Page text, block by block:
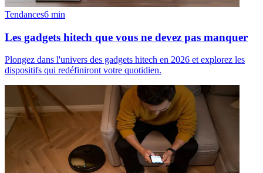
Tendances6 min
Les gadgets hitech que vous ne devez pas manquer
Plongez dans l'univers des gadgets hitech en 2026 et explorez les
dispositifs qui redéfiniront votre quotidien.